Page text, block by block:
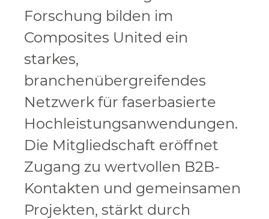
Forschung bilden im
Composites United ein
starkes,
branchenübergreifendes
Netzwerk für faserbasierte
Hochleistungsanwendungen.
Die Mitgliedschaft eröffnet
Zugang zu wertvollen B2B-
Kontakten und gemeinsamen
Projekten, stärkt durch